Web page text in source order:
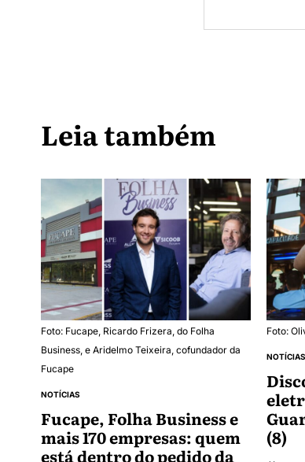
Leia também
Foto: Fucape, Ricardo Frizera, do Folha
Business, e Aridelmo Teixeira, cofundador da
Fucape
NOTÍCIAS
Fucape, Folha Business e
mais 170 empresas: quem
está dentro do pedido da
Foto:
NOTÍCIAS
(8)